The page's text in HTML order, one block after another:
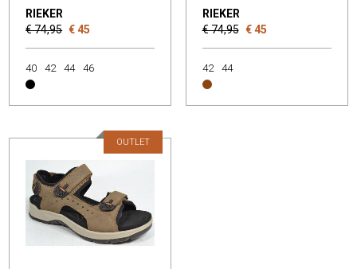
RIEKER
€ 74,95 € 45
40 42 44 46
RIEKER
€ 74,95 € 45
42 44
OUTLET